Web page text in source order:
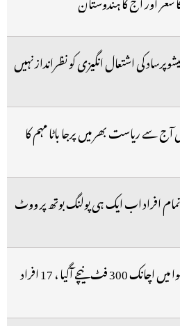
کی اشتعال انگیزی کو نظرانداز نہیں
آج سے ریاست بھر میں پرجا باٹا مہم کا
افراد اب ایک ہی پولنگ بوتھ پر ووٹ
ایئر انڈیا کا طیارہ ہوا میں اچانک 300 فٹ نیچے آگیا ، 17 افراد